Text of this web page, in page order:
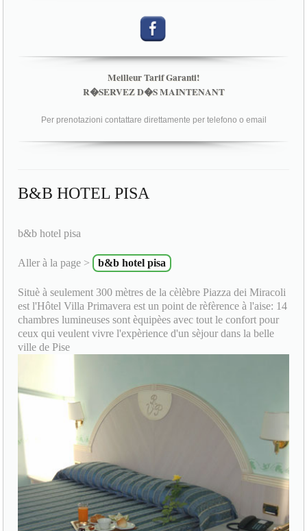
Meilleur Tarif Garanti!
R�SERVEZ D�S MAINTENANT
Per prenotazioni contattare direttamente per telefono o email
B&B HOTEL PISA
b&b hotel pisa
Aller à la page > b&b hotel pisa
Situè à seulement 300 mètres de la cèlèbre Piazza dei Miracoli
est l'Hôtel Villa Primavera est un point de rèfèrence à l'aise: 14
chambres lumineuses sont èquipèes avec tout le confort pour
ceux qui veulent vivre l'expèrience d'un sèjour dans la belle
ville de Pise